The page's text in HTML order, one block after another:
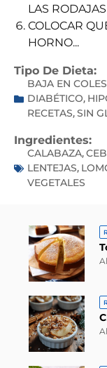
LAS
COLOCAR
HORNO...
Tipo De Dieta:
BAJA EN
DIABÉTICO,
RECETAS,SIN
Ingredientes:
CALABAZA,
LENTEJAS,
VEGETALES